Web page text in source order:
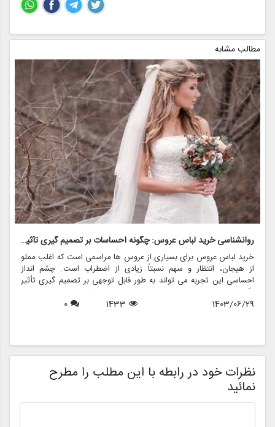
مطالب مشابه
روانشناسی خرید لباس عروس: چگونه احساسات بر تصمیم گیری تأثیر می گذارد
خرید لباس عروس برای بسیاری از عروس ها مراسمی است که اغلب مملو
از هیجان، انتظار و سهم نسبتاً زیادی از اضطراب است. چشم انداز
احساسی این تجربه می تواند به طور قابل توجهی بر تصمیم گیری تأثیر
بگذارد و منجر به انتخاب هایی شود که نه تنها سبک شخصی بلکه عوامل
روانی عمیق تری را نیز منعکس می کند. در این مقاله، روانشناسی خرید
1403/06/29
1433
0
نظرات خود در رابطه با این مطلب را مطرح
نمائید